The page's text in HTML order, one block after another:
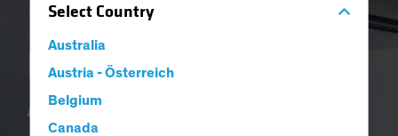
SelectCountry
Australia
Austria - Österreich
Belgium
Canada
Investieren mit
AllianceBernstein